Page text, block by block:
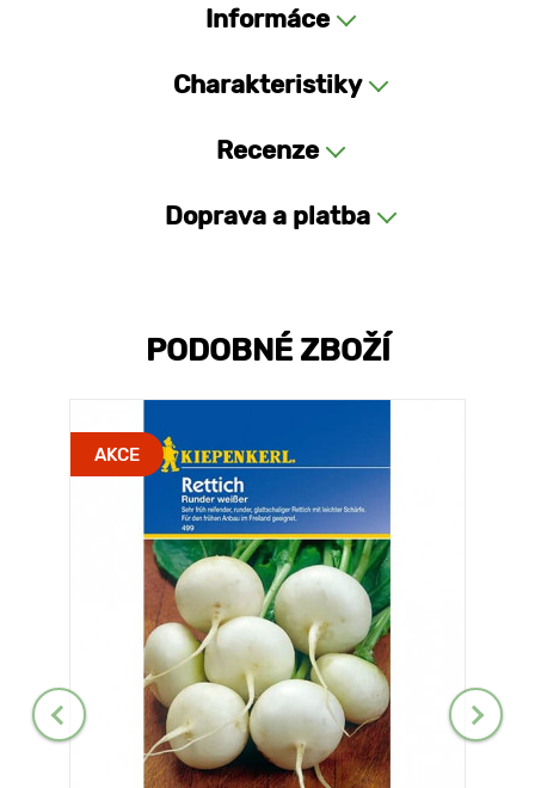
Informáce
Charakteristiky
Recenze
Doprava a platba
PODOBNÉ ZBOŽÍ
AKCE